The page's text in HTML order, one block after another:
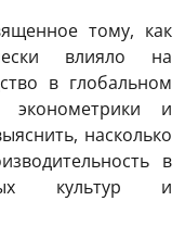
тому, как
влияло на
в глобальном
эконометрики и
насколько
в
культур и